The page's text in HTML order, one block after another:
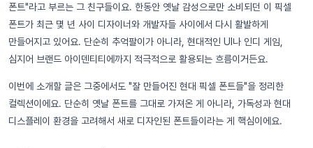
폰트"라고 부르는 그 친구들이요. 한동안 옛날 감성으로만 소비되던 이 픽셀
폰트가 최근 몇 년 사이 디자이너와 개발자들 사이에서 다시 활발하게
만들어지고 있어요. 단순히 추억팔이가 아니라, 현대적인 UI나 인디 게임,
심지어 브랜드 아이덴티티에까지 적극적으로 활용되는 흐름이거든요.
이번에 소개할 글은 그중에서도 "잘 만들어진 현대 픽셀 폰트들"을 정리한
컬렉션이에요. 단순히 옛날 폰트를 그대로 가져온 게 아니라, 가독성과 현대
디스플레이 환경을 고려해서 새로 디자인된 폰트들이라는 게 핵심이에요.